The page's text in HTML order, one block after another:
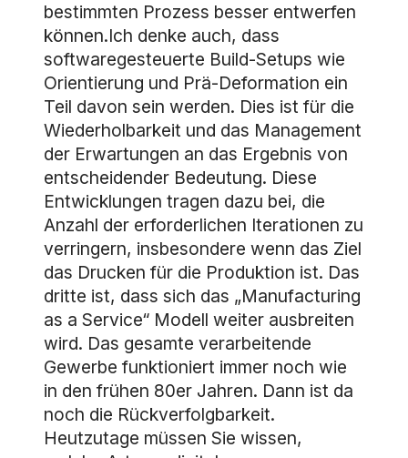
bestimmten Prozess besser entwerfen
können.Ich denke auch, dass
softwaregesteuerte Build-Setups wie
Orientierung und Prä-Deformation ein
Teil davon sein werden. Dies ist für die
Wiederholbarkeit und das Management
der Erwartungen an das Ergebnis von
entscheidender Bedeutung. Diese
Entwicklungen tragen dazu bei, die
Anzahl der erforderlichen Iterationen zu
verringern, insbesondere wenn das Ziel
das Drucken für die Produktion ist. Das
dritte ist, dass sich das „Manufacturing
as a Service“ Modell weiter ausbreiten
wird. Das gesamte verarbeitende
Gewerbe funktioniert immer noch wie
in den frühen 80er Jahren. Dann ist da
noch die Rückverfolgbarkeit.
Heutzutage müssen Sie wissen,